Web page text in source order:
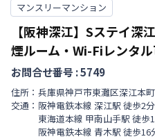
マンスリーマンション
【阪神深江】Sステイ深
煙ルーム・Wi-Fiレンタ
お問合せ番号 :5749
住所： 兵庫県神戸市東灘区深江本町
交通： 阪神電鉄本線 深江駅 徒歩2分
東海道本線 甲南山手駅 徒歩
阪神電鉄本線 青木駅 徒歩16